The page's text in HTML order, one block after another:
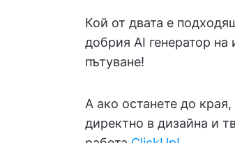
Кой от двата е
добрия AI генератор
пътуване!
А ако останете до
директно в дизайна и